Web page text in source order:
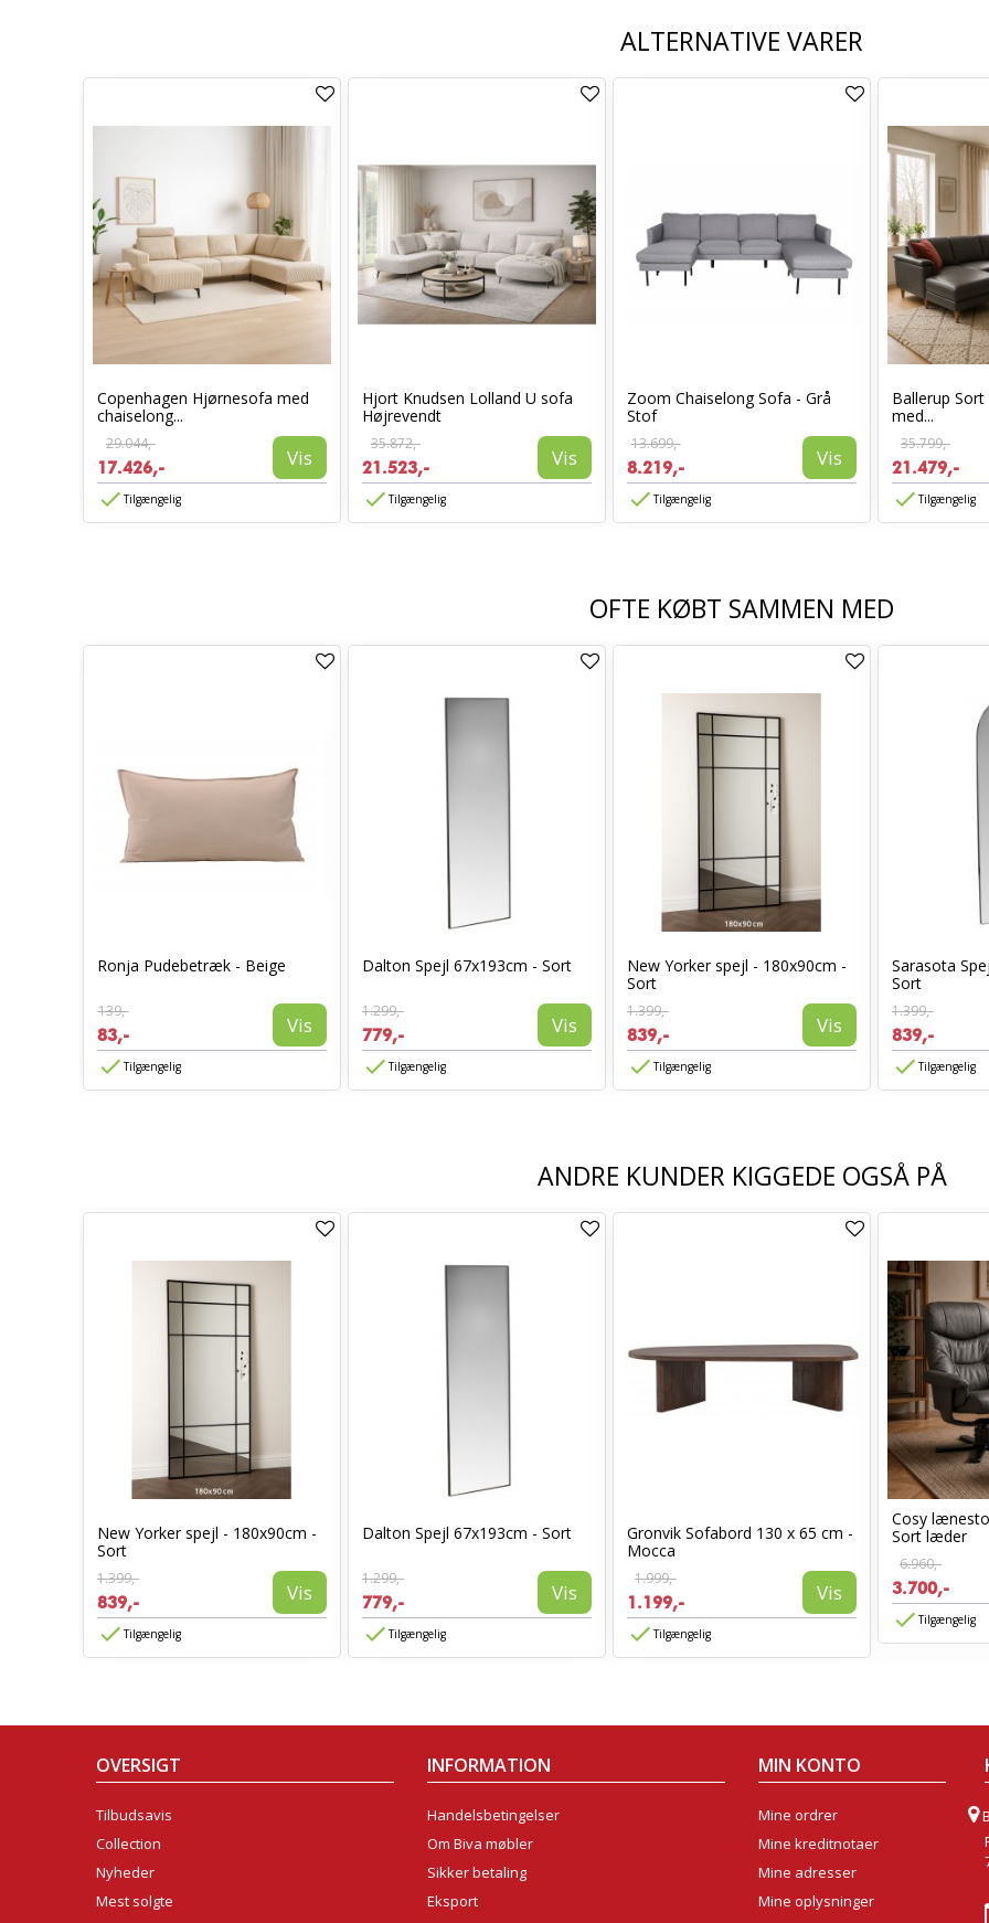
ALTERNATIVE VARER
Copenhagen Hjørnesofa med
chaiselong...
29.044,-
17.426,- Vis
Tilgængelig
Hjort Knudsen Lolland U sofa
Højrevendt
35.872,-
21.523,- Vis
Tilgængelig
Zoom Chaiselong Sofa - Grå
Stof
13.699,-
8.219,- Vis
Tilgængelig
Ballerup
med...
35.799,-
21.479,-
Tilgængelig
OFTE KØBT SAMMEN MED
Ronja Pudebetræk - Beige
139,-
83,- Vis
Tilgængelig
Dalton Spejl 67x193cm - Sort
1.299,-
779,- Vis
Tilgængelig
New Yorker spejl - 180x90cm -
Sort
1.399,-
839,- Vis
Tilgængelig
Sarasota
Sort
1.399,-
839,-
Tilgængelig
ANDRE KUNDER KIGGEDE OGSÅ PÅ
New Yorker spejl - 180x90cm -
Sort
1.399,-
839,- Vis
Tilgængelig
Dalton Spejl 67x193cm - Sort
1.299,-
779,- Vis
Tilgængelig
Gronvik Sofabord 130 x 65 cm -
Mocca
1.999,-
1.199,- Vis
Tilgængelig
Cosy
Sort læder
6.960,-
3.700,-
Tilgængelig
OVERSIGT
Tilbudsavis
Collection
Nyheder
Mest solgte
INFORMATION
Handelsbetingelser
Om Biva møbler
Sikker betaling
Eksport
MIN KONTO
Mine ordrer
Mine kreditnotaer
Mine adresser
Mine oplysninger